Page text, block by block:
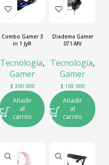
Combo Gamer 3
in 1 JyR
Tecnología,
Gamer
$300.000
Añadir
al
carrito
Diadema Gamer
071-MV
Tecnología,
Gamer
$ 165.000
Añadir
al
carrito